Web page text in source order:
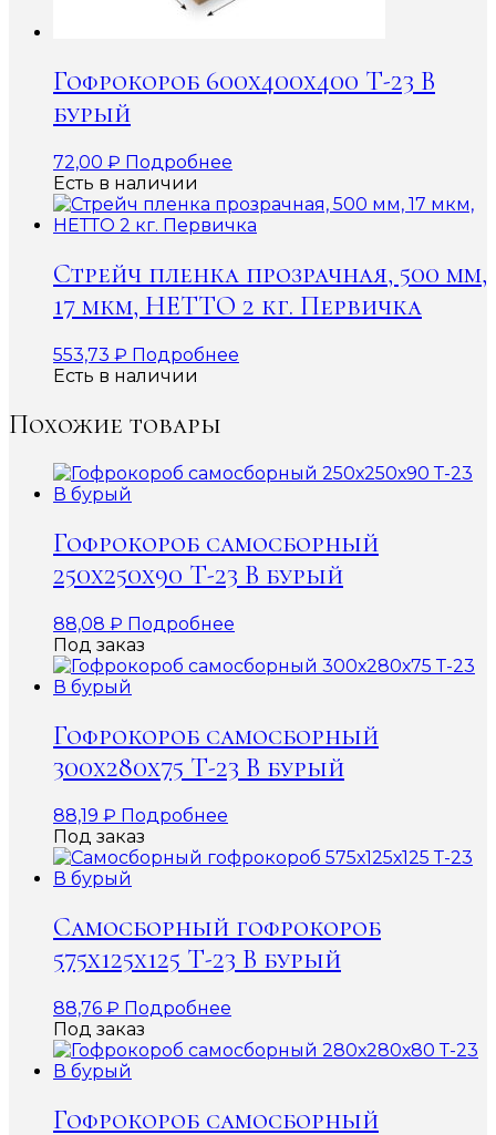
Гофрокороб 600x400x400 Т-23 В
бурый
72,00 ₽ Подробнее
Есть в наличии
Стрейч пленка прозрачная, 500 мм,
17 мкм, НЕТТО 2 кг. Первичка
553,73 ₽ Подробнее
Есть в наличии
Похожие товары
Гофрокороб самосборный
250х250х90 Т-23 В бурый
88,08 ₽ Подробнее
Под заказ
Гофрокороб самосборный
300х280х75 Т-23 В бурый
88,19 ₽ Подробнее
Под заказ
Самосборный гофрокороб
575х125х125 Т-23 В бурый
88,76 ₽ Подробнее
Под заказ
Гофрокороб самосборный